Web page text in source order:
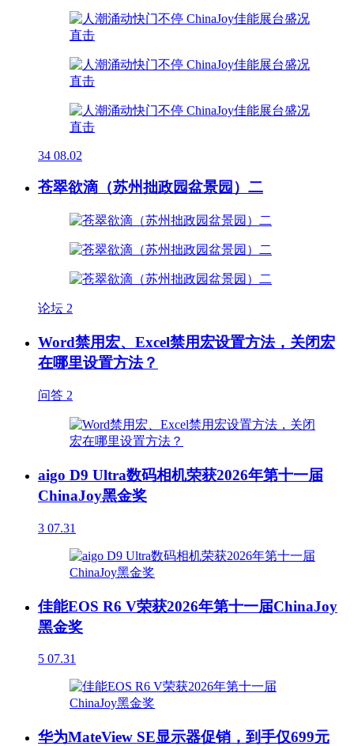
34 08.02
苍翠欲滴（苏州拙政园盆景园）二
论坛 2
Word禁用宏、Excel禁用宏设置方法，关闭宏
在哪里设置方法？
问答 2
aigo D9 Ultra数码相机荣获2026年第十一届
ChinaJoy黑金奖
3 07.31
佳能EOS R6 V荣获2026年第十一届ChinaJoy
黑金奖
5 07.31
华为MateView SE显示器促销，到手仅699元